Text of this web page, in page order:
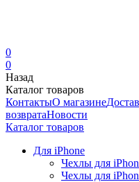
0
0
Назад
Каталог товаров
КонтактыО магазине
возвратаНовости
Каталог товаров
Для iPhone
Чехлы для
Чехлы для